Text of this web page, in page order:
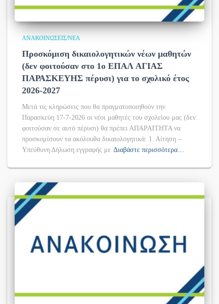
ΑΝΑΚΟΙΝΏΣΕΙΣ/ΝΈΑ
Προσκόμιση δικαιολογητικών νέων μαθητών
(δεν φοιτούσαν στο 1ο ΕΠΑΛ ΑΓΙΑΣ
ΠΑΡΑΣΚΕΥΗΣ πέρυσι) για το σχολικό έτος
2026-2027
Μετά τις κληρώσεις που θα πραγματοποιηθούν την
Παρασκεύη 17-7-2026 οι νέοι μαθητές του σχολείου μας (δεν
φοιτούσαν σε αυτό πέρυσι) θα πρέπει ΑΠΑΡΑΙΤΗΤΑ να
προσκομίσουν τα ακόλουθα δικαιολογητικά: 1. Αίτηση –
Υπεύθυνη Δήλωση εγγραφής με Διαβάστε περισσότερα…